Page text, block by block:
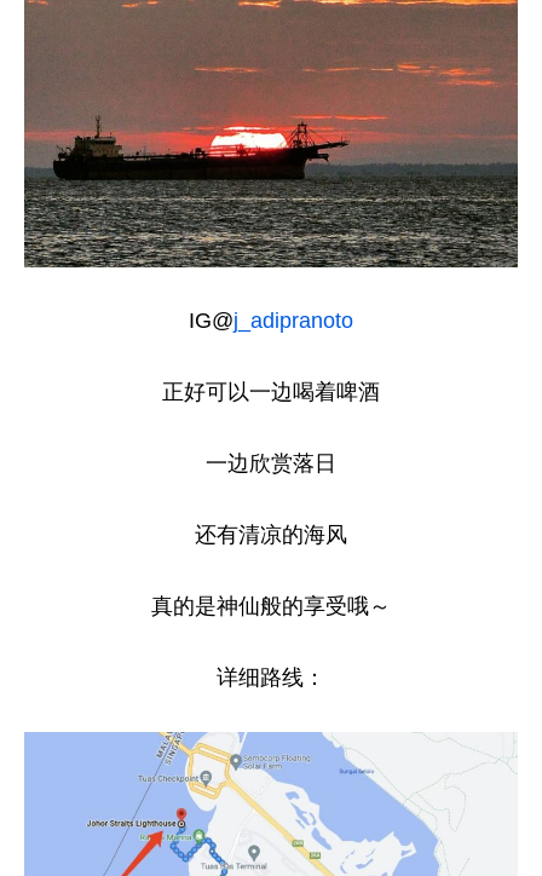
IG@j_adipranoto
正好可以一边喝着啤酒
一边欣赏落日
还有清凉的海风
真的是神仙般的享受哦～
详细路线：